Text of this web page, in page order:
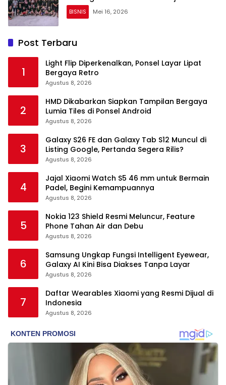
BISNIS Mei 16, 2026
Post Terbaru
1
Light Flip Diperkenalkan, Ponsel Layar Lipat
Bergaya Retro
Agustus 8, 2026
2
HMD Dikabarkan Siapkan Tampilan Bergaya
Lumia Tiles di Ponsel Android
Agustus 8, 2026
3
Galaxy S26 FE dan Galaxy Tab S12 Muncul di
Listing Google, Pertanda Segera Rilis?
Agustus 8, 2026
4
Jajal Xiaomi Watch S5 46 mm untuk Bermain
Padel, Begini Kemampuannya
Agustus 8, 2026
5
Nokia 123 Shield Resmi Meluncur, Feature
Phone Tahan Air dan Debu
Agustus 8, 2026
6
Samsung Ungkap Fungsi Intelligent Eyewear,
Galaxy AI Kini Bisa Diakses Tanpa Layar
Agustus 8, 2026
7
Daftar Wearables Xiaomi yang Resmi Dijual di
Indonesia
Agustus 8, 2026